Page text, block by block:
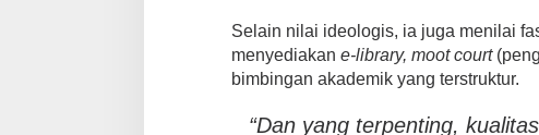
Selain nilai ideologis, ia juga menilai
menyediakan e-library, moot court
bimbingan akademik yang terstruktur.
“Dan yang terpenting,